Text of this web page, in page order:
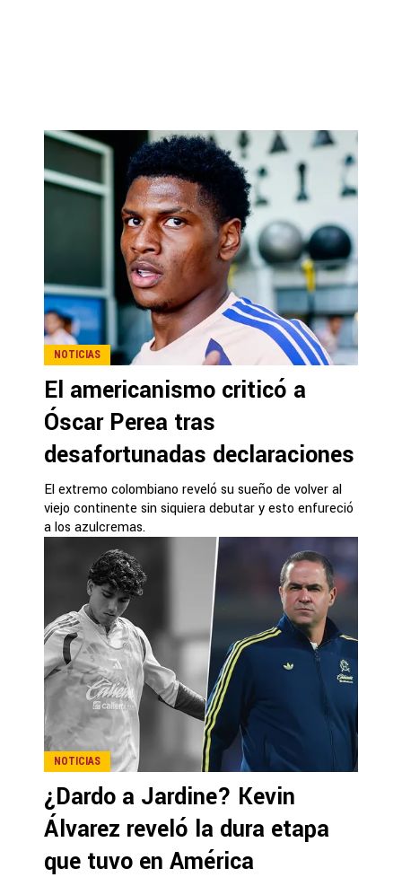
NOTICIAS
El americanismo criticó a
Óscar Perea tras
desafortunadas declaraciones
El extremo colombiano reveló su sueño de volver al
viejo continente sin siquiera debutar y esto enfureció
a los azulcremas.
NOTICIAS
¿Dardo a Jardine? Kevin
Álvarez reveló la dura etapa
que tuvo en América